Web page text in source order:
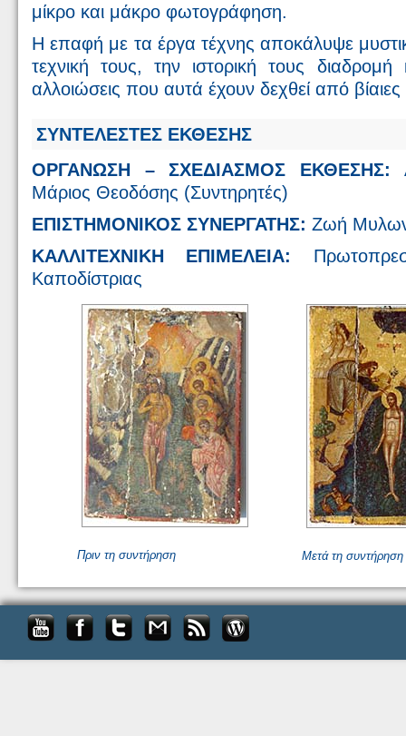
μίκρο και μάκρο φωτογράφηση.
Η επαφή με τα έργα τέχνης αποκάλυψε
τεχνική τους, την ιστορική τους διαδρομή
αλλοιώσεις που αυτά έχουν δεχθεί από
ΣΥΝΤΕΛΕΣΤΕΣ ΕΚΘΕΣΗΣ
ΟΡΓΑΝΩΣΗ – ΣΧΕΔΙΑΣΜΟΣ ΕΚΘΕΣΗΣ:
Μάριος Θεοδόσης (Συντηρητές)
ΕΠΙΣΤΗΜΟΝΙΚΟΣ ΣΥΝΕΡΓΑΤΗΣ: Ζωή
ΚΑΛΛΙΤΕΧΝΙΚΗ ΕΠΙΜΕΛΕΙΑ:
Καποδίστριας
Πριν τη συντήρηση Μετά τη συντήρηση